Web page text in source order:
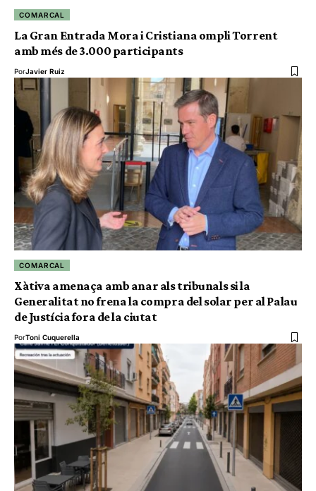
COMARCAL
La Gran Entrada Mora i Cristiana ompli Torrent
amb més de 3.000 participants
PorJavier Ruiz
COMARCAL
Xàtiva amenaça amb anar als tribunals si la
Generalitat no frena la compra del solar per al Palau
de Justícia fora de la ciutat
PorToni Cuquerella